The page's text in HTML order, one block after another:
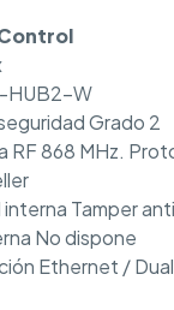
HUB2-W
Grado 2
RF 868 MHz.
interna Tamper
No dispone
Ethernet /